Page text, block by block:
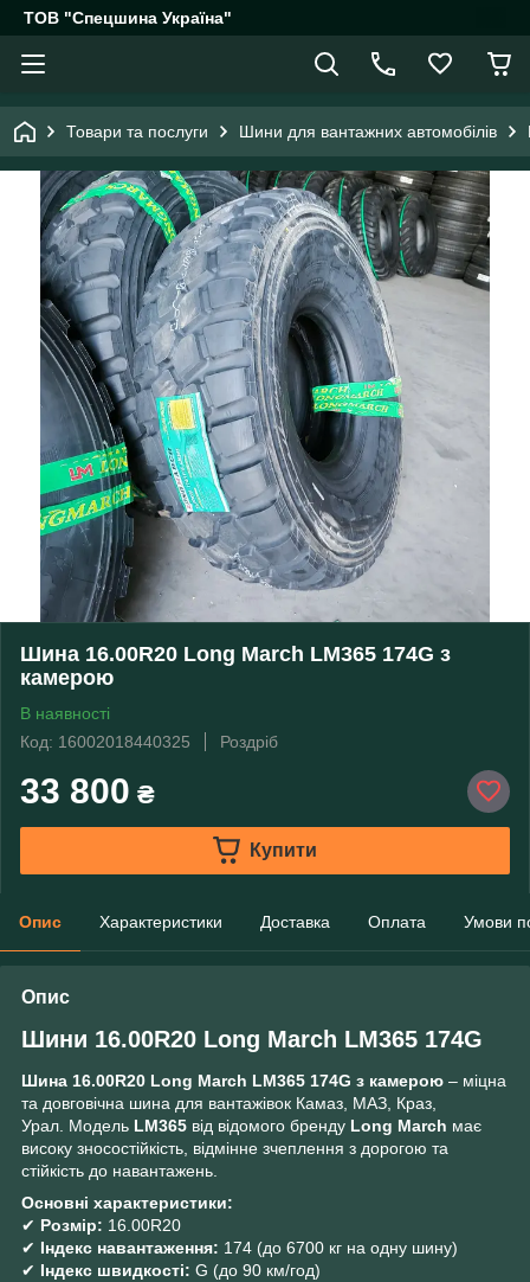
ТОВ "Спецшина Україна"
Товари та послуги Шини для вантажних автомобілів
Шина 16.00R20 Long March LM365 174G з
камерою
В наявності
Код: 16002018440325
Роздріб
33 800 ₴
Купити
Опис Характеристики Доставка Оплата Умови
Опис
Шини 16.00R20 Long March LM365 174G
Шина 16.00R20 Long March LM365 174G з камерою – міцна
та довговічна шина для вантажівок Камаз, МАЗ, Краз,
Урал. Модель LM365 від відомого бренду Long March має
високу зносостійкість, відмінне зчеплення з дорогою та
стійкість до навантажень.
Основні характеристики:
✔ Розмір: 16.00R20
✔ Індекс навантаження: 174 (до 6700 кг на одну шину)
✔ Індекс швидкості: G (до 90 км/год)